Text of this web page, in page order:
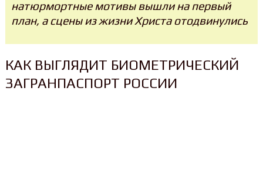
натюрмортные мотивы вышли на первый
план, а сцены из жизни Христа отодвинулись
КАК ВЫГЛЯДИТ БИОМЕТРИЧЕСКИЙ
ЗАГРАНПАСПОРТ РОССИИ